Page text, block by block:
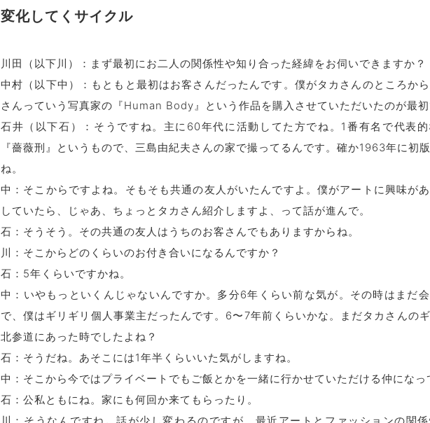
変化してくサイクル
川田（以下川）：まず最初にお二人の関係性や知り合った経緯をお伺いできますか？
中村（以下中）：もともと最初はお客さんだったんです。僕がタカさんのところか
さんっていう写真家の『Human Body』という作品を購入させていただいたのが最初
石井（以下石）：そうですね。主に60年代に活動してた方でね。1番有名で代表
『薔薇刑』というもので、三島由紀夫さんの家で撮ってるんです。確か1963年に初
ね。
中：そこからですよね。そもそも共通の友人がいたんですよ。僕がアートに興味が
していたら、じゃあ、ちょっとタカさん紹介しますよ、って話が進んで。
石：そうそう。その共通の友人はうちのお客さんでもありますからね。
川：そこからどのくらいのお付き合いになるんですか？
石：5年くらいですかね。
中：いやもっといくんじゃないんですか。多分6年くらい前な気が。その時はまだ
で、僕はギリギリ個人事業主だったんです。6〜7年前くらいかな。まだタカさんの
北参道にあった時でしたよね？
石：そうだね。あそこには1年半くらいいた気がしますね。
中：そこから今ではプライベートでもご飯とかを一緒に行かせていただける仲になっ
石：公私ともにね。家にも何回か来てもらったり。